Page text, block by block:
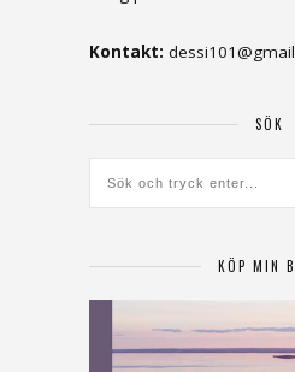
Kontakt:
SÖK
KÖP MIN